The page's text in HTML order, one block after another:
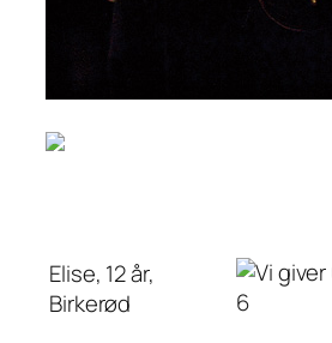
Elise, 12 år,
Birkerød